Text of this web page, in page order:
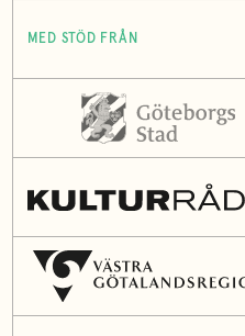
MED STÖD FRÅN